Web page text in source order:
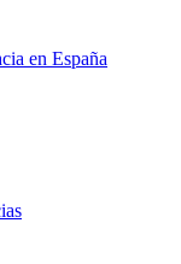
en España